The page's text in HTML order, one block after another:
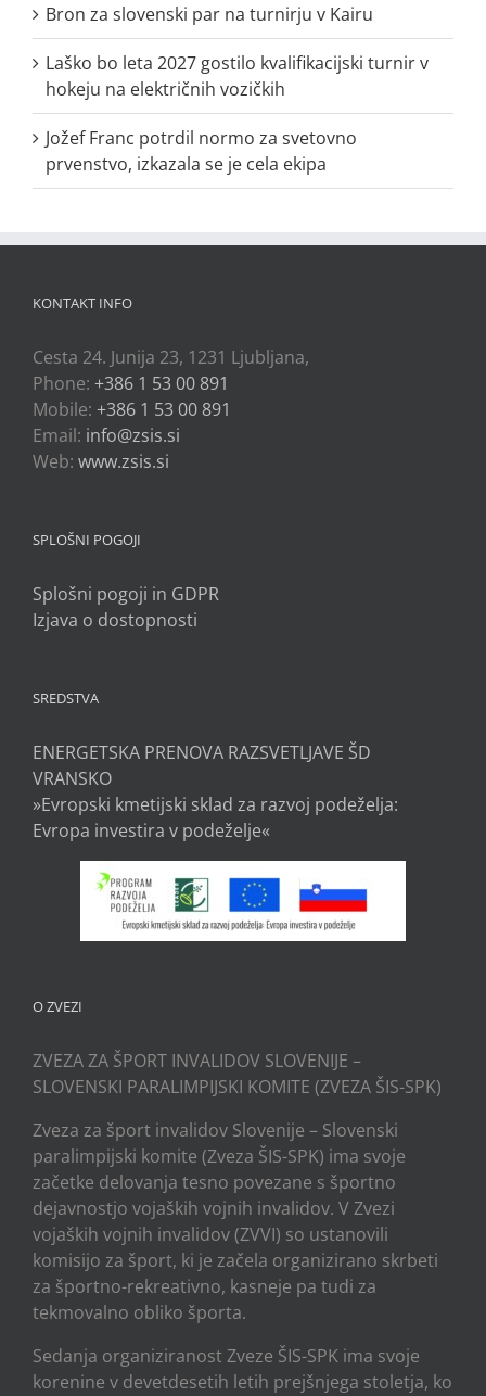
Bron za slovenski par na turnirju v Kairu
Laško bo leta 2027 gostilo kvalifikacijski turnir v
hokeju na električnih vozičkih
Jožef Franc potrdil normo za svetovno
prvenstvo, izkazala se je cela ekipa
KONTAKT INFO
Cesta 24. Junija 23, 1231 Ljubljana,
Phone: +386 1 53 00 891
Mobile: +386 1 53 00 891
Email: info@zsis.si
Web: www.zsis.si
SPLOŠNI POGOJI
Splošni pogoji in GDPR
Izjava o dostopnosti
SREDSTVA
ENERGETSKA PRENOVA RAZSVETLJAVE ŠD
VRANSKO
»Evropski kmetijski sklad za razvoj podeželja:
Evropa investira v podeželje«
O ZVEZI
ZVEZA ZA ŠPORT INVALIDOV SLOVENIJE –
SLOVENSKI PARALIMPIJSKI KOMITE (ZVEZA ŠIS-SPK)
Zveza za šport invalidov Slovenije – Slovenski
paralimpijski komite (Zveza ŠIS-SPK) ima svoje
začetke delovanja tesno povezane s športno
dejavnostjo vojaških vojnih invalidov. V Zvezi
vojaških vojnih invalidov (ZVVI) so ustanovili
komisijo za šport, ki je začela organizirano skrbeti
za športno-rekreativno, kasneje pa tudi za
tekmovalno obliko športa.
Sedanja organiziranost Zveze ŠIS-SPK ima svoje
korenine v devetdesetih letih prejšnjega stoletja, ko